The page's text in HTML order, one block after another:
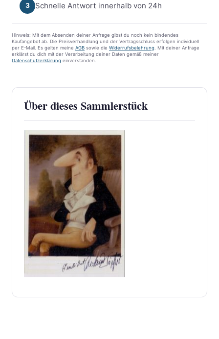
3 Schnelle Antwort innerhalb von 24h
Hinweis: Mit dem Absenden deiner Anfrage gibst du noch kein bindendes
Kaufangebot ab. Die Preisverhandlung und der Vertragsschluss erfolgen individuell
per E-Mail. Es gelten meine AGB sowie die Widerrufsbelehrung . Mit deiner Anfrage
erklärst du dich mit der Verarbeitung deiner Daten gemäß meiner
Datenschutzerklärung einverstanden.
Über dieses Sammlerstück